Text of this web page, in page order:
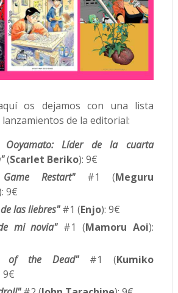
os dejamos con una lista
de la editorial:
Ooyamato: Líder de la cuarta
(Scarlet Beriko): 9€
Restart"#1 (Meguru
9€
las liebres"#1 (Enjo): 9€
mi novia"#1 (Mamoru Aoi):
of the Dead"#1 (Kumiko
9€